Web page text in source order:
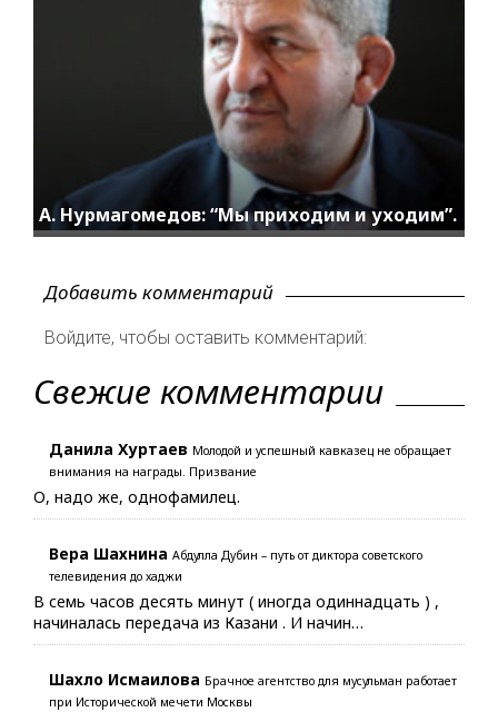
А. Нурмагомедов: “Мы приходим и уходим”.
Добавить комментарий
Войдите, чтобы оставить комментарий:
Свежие комментарии
Данила Хуртаев Молодой и успешный кавказец не обращает
внимания на награды. Призвание
О, надо же, однофамилец.
Вера Шахнина Абдулла Дубин – путь от диктора советского
телевидения до хаджи
В семь часов десять минут ( иногда одиннадцать ) ,
начиналась передача из Казани . И начин…
Шахло Исмаилова Брачное агентство для мусульман работает
при Исторической мечети Москвы